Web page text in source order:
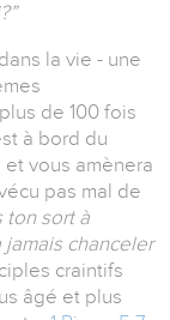
la vie - une
de 100 fois
à bord du
vous amènera
pas mal de
ton sort à
chanceler
craintifs
âgé et plus